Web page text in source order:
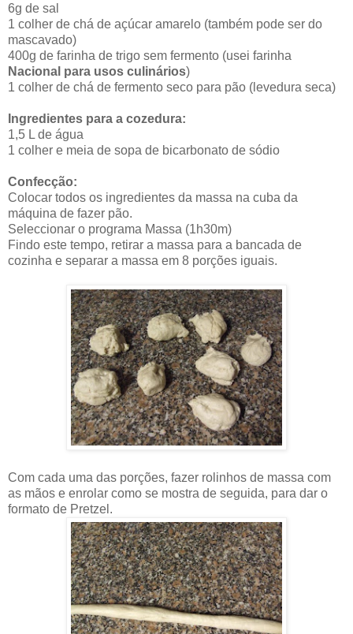
6g de sal
1 colher de chá de açúcar amarelo (também pode ser do
mascavado)
400g de farinha de trigo sem fermento (usei farinha
Nacional para usos culinários)
1 colher de chá de fermento seco para pão (levedura seca)
Ingredientes para a cozedura:
1,5 L de água
1 colher e meia de sopa de bicarbonato de sódio
Confecção:
Colocar todos os ingredientes da massa na cuba da
máquina de fazer pão.
Seleccionar o programa Massa (1h30m)
Findo este tempo, retirar a massa para a bancada de
cozinha e separar a massa em 8 porções iguais.
Com cada uma das porções, fazer rolinhos de massa com
as mãos e enrolar como se mostra de seguida, para dar o
formato de Pretzel.